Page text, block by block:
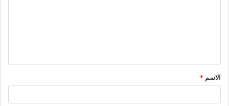
ق
*الاسم *